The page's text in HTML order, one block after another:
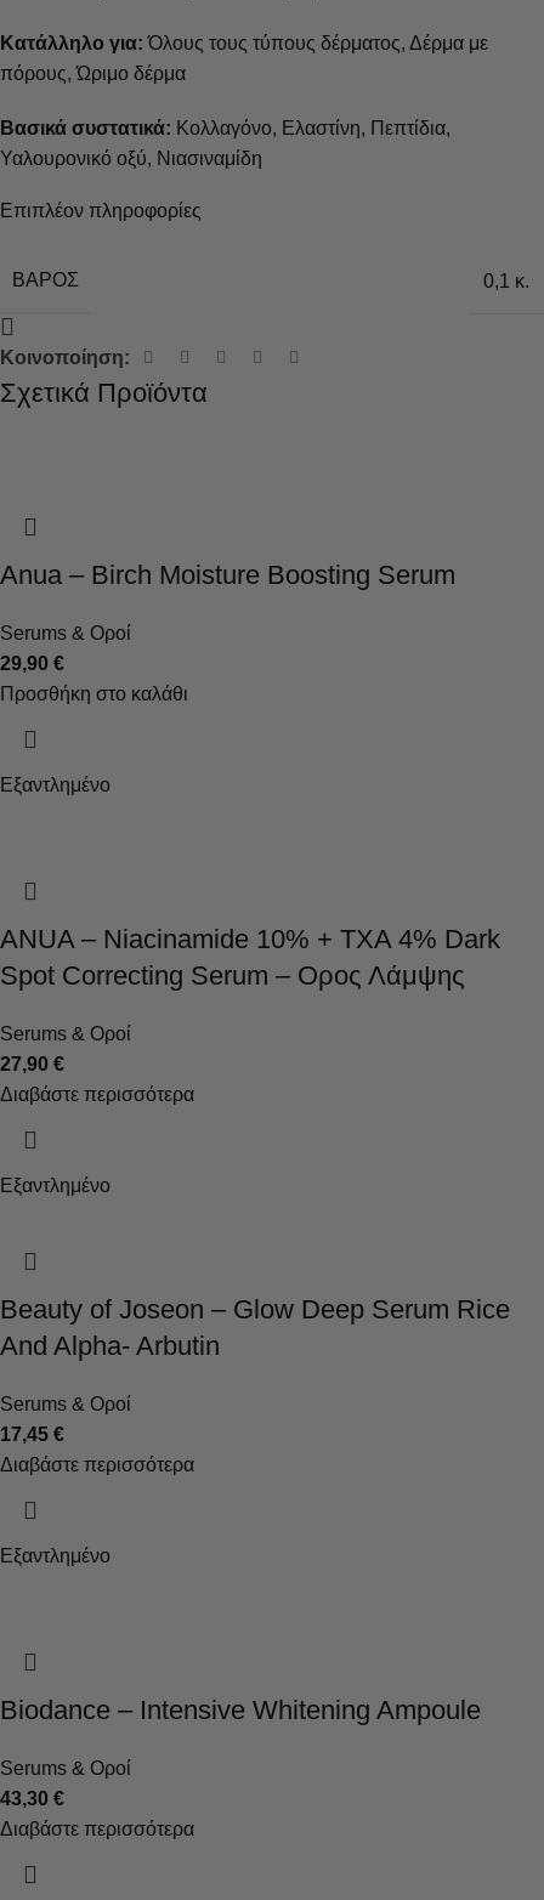
Κατάλληλο για:Όλους τους τύπους δέρματος, Δέρμα με
πόρους, Ώριμο δέρμα
Βασικά συστατικά: Κολλαγόνο, Ελαστίνη, Πεπτίδια,
Υαλουρονικό οξύ, Νιασιναμίδη
Επιπλέον πληροφορίες
ΒΆΡΟΣ 0,1 κ.
Κοινοποίηση:
Σχετικά Προϊόντα
Anua – Birch Moisture Boosting Serum
Serums & Οροί
29,90 €
Προσθήκη στο καλάθι
Εξαντλημένο
ANUA – Niacinamide 10% + TXA 4% Dark
Spot Correcting Serum – Ορος Λάμψης
Serums & Οροί
27,90 €
Διαβάστε περισσότερα
Εξαντλημένο
Beauty of Joseon – Glow Deep Serum Rice
And Alpha- Arbutin
Serums & Οροί
17,45 €
Διαβάστε περισσότερα
Εξαντλημένο
Biodance – Intensive Whitening Ampoule
Serums & Οροί
43,30 €
Διαβάστε περισσότερα